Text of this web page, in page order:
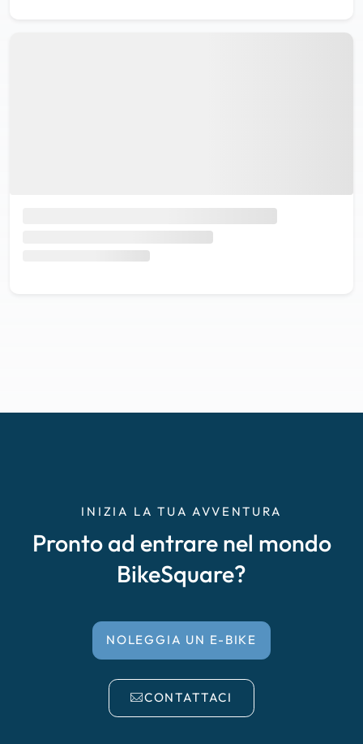
INIZIA LA TUA AVVENTURA
Pronto ad entrare nel mondo
BikeSquare?
NOLEGGIA UN E-BIKE
CONTATTACI